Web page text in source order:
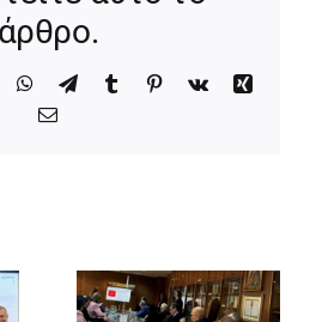
άρθρο.
WhatsApp
TelegramTumblr Pinterest
Vk
Xing
Email